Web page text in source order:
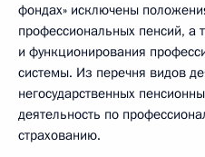
фондах» исключены
профессиональных пенсий, а
и функционирования
системы. Из перечня видов
негосударственных
деятельность по
страхованию.